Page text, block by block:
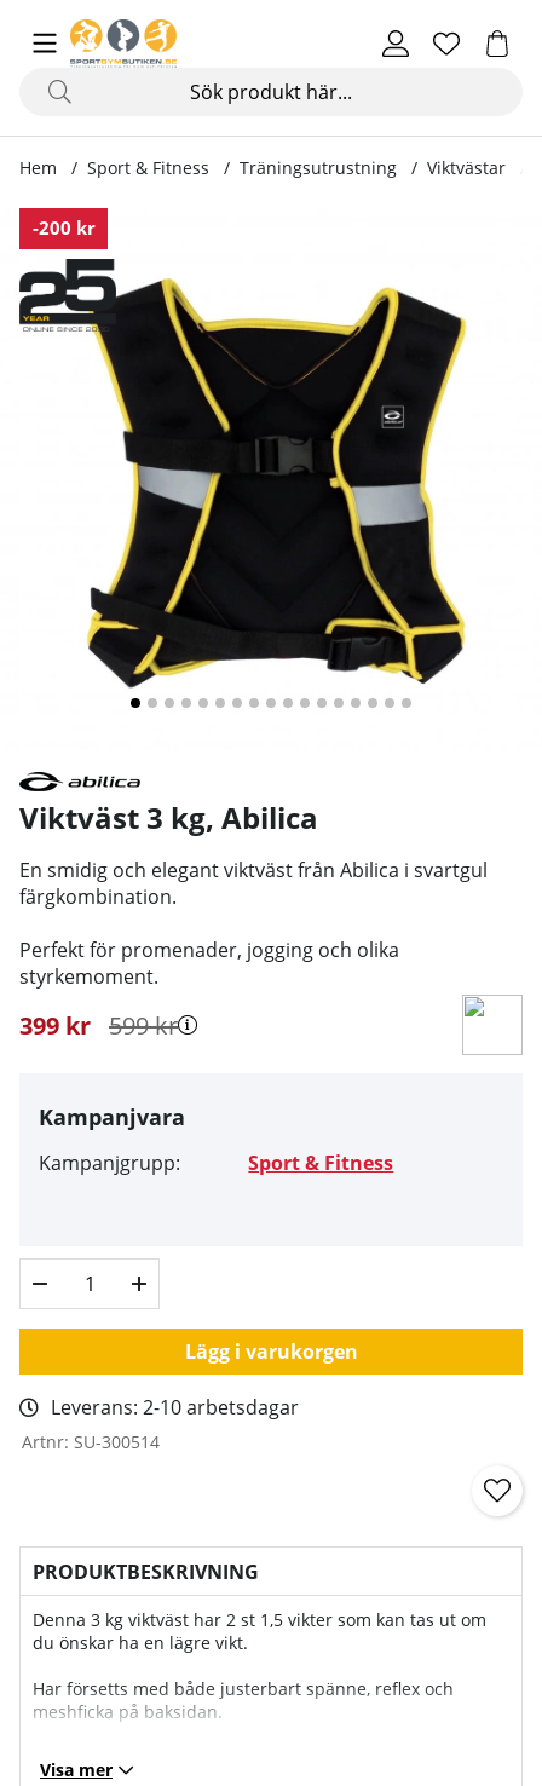
Hem Sport & Fitness Träningsutrustning Viktvästar
-200 kr
Produktbilder Viktväst 3 kg
Viktväst 3 kg, Abilica
En smidig och elegant viktväst från Abilica i svartgul
färgkombination.
Perfekt för promenader, jogging och olika
styrkemoment.
599kr
399 kr
Kampanjvara
Kampanjgrupp: Sport & Fitness
Lägg i varukorgen
Leverans: 2-10 arbetsdagar
Artnr: SU-300514
PRODUKTBESKRIVNING
Denna 3 kg viktväst har 2 st 1,5 vikter som kan tas ut om
du önskar ha en lägre vikt.
Har försetts med både justerbart spänne, reflex och
meshficka på baksidan.
Visa mer